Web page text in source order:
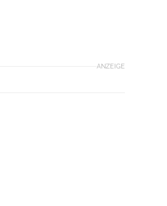
ANZEIGE